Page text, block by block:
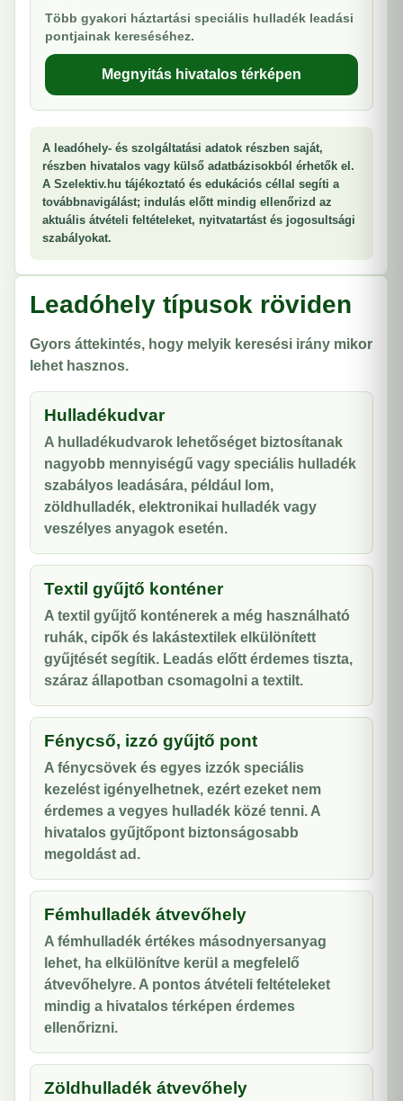
Több gyakori háztartási speciális hulladék leadási
pontjainak kereséséhez.
Megnyitás hivatalos térképen
A leadóhely- és szolgáltatási adatok részben saját,
részben hivatalos vagy külső adatbázisokból érhetők el.
A Szelektiv.hu tájékoztató és edukációs céllal segíti a
továbbnavigálást; indulás előtt mindig ellenőrizd az
aktuális átvételi feltételeket, nyitvatartást és jogosultsági
szabályokat.
Leadóhely típusok röviden
Gyors áttekintés, hogy melyik keresési irány mikor
lehet hasznos.
Hulladékudvar
A hulladékudvarok lehetőséget biztosítanak
nagyobb mennyiségű vagy speciális hulladék
szabályos leadására, például lom,
zöldhulladék, elektronikai hulladék vagy
veszélyes anyagok esetén.
Textil gyűjtő konténer
A textil gyűjtő konténerek a még használható
ruhák, cipők és lakástextilek elkülönített
gyűjtését segítik. Leadás előtt érdemes tiszta,
száraz állapotban csomagolni a textilt.
Fénycső, izzó gyűjtő pont
A fénycsövek és egyes izzók speciális
kezelést igényelhetnek, ezért ezeket nem
érdemes a vegyes hulladék közé tenni. A
hivatalos gyűjtőpont biztonságosabb
megoldást ad.
Fémhulladék átvevőhely
A fémhulladék értékes másodnyersanyag
lehet, ha elkülönítve kerül a megfelelő
átvevőhelyre. A pontos átvételi feltételeket
mindig a hivatalos térképen érdemes
ellenőrizni.
Zöldhulladék átvevőhely